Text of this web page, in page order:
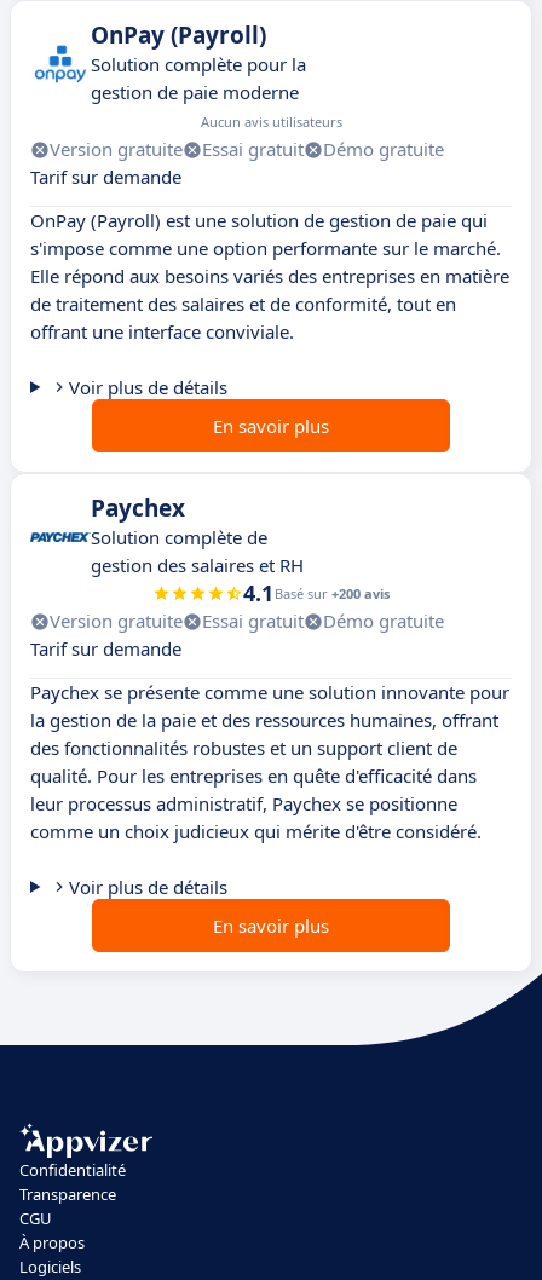
OnPay (Payroll)
Solution complète pour la
gestion de paie moderne
Aucun avis utilisateurs
Version gratuite Essai gratuit
Démo gratuite
Tarif sur demande
OnPay (Payroll) est une solution de gestion de paie qui
s'impose comme une option performante sur le marché.
Elle répond aux besoins variés des entreprises en matière
de traitement des salaires et de conformité, tout en
offrant une interface conviviale.
Voir plus de détails
En savoir plus
Paychex
Solution complète de
gestion des salaires et RH
4.1 Basé sur +200 avis
Version gratuite Essai gratuit
Démo gratuite
Tarif sur demande
Paychex se présente comme une solution innovante pour
la gestion de la paie et des ressources humaines, offrant
des fonctionnalités robustes et un support client de
qualité. Pour les entreprises en quête d'efficacité dans
leur processus administratif, Paychex se positionne
comme un choix judicieux qui mérite d'être considéré.
Voir plus de détails
En savoir plus
Confidentialité
Transparence
CGU
À propos
Logiciels